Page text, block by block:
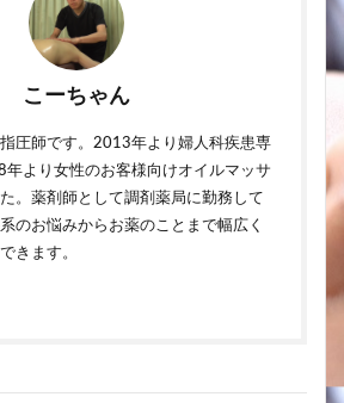
こーちゃん
圧師です。2013年より婦人科疾患専
年より女性のお客様向けオイルマッサ
。薬剤師として調剤薬局に勤務して
のお悩みからお薬のことまで幅広く
きます。